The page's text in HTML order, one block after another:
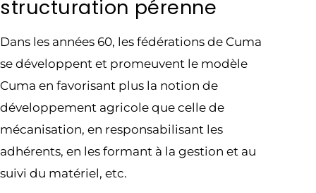
structuration pérenne
Dans les années 60, les fédérations de Cuma
se développent et promeuvent le modèle
Cuma en favorisant plus la notion de
développement agricole que celle de
mécanisation, en responsabilisant les
adhérents, en les formant à la gestion et au
suivi du matériel, etc.